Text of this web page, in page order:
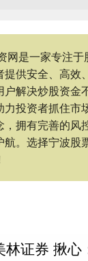
网是一家专注
供安全、高效
解决炒股资金
投资者抓住市
拥有完善的风
。选择宁波股
林证券 揪心